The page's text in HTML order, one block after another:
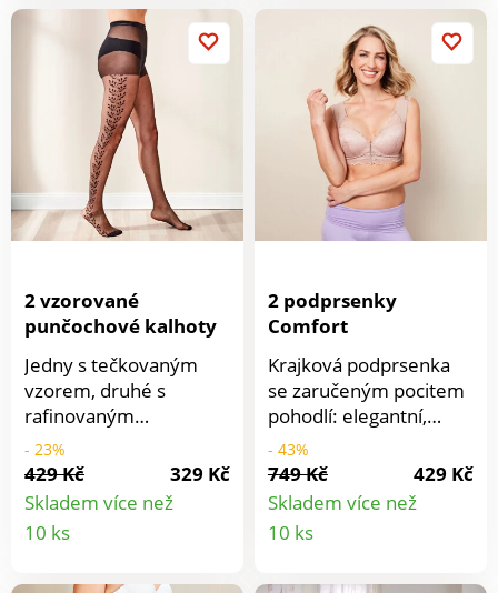
Lze prát při 30 °C.
Elegantní květinový
žakár. S elastickou
tylovou krajkou.
Komfortní košíčky.
Nastavitelná komfortní
ramínka.
krajkou. Komfortní
košíčky. Nastavitelná
komfortní ramínka.
2 vzorované
punčochové kalhoty
Jedny s tečkovaným
vzorem, druhé s
rafinovaným
květinovým úponkem
vzadu. Tyto jemné,
elastické punčochové
kalhoty ozvláštní každý
outfit – poloprůhledné,
- 23%
429 Kč
329 Kč
Skladem více než
10 ks
2 podprsenky
Comfort
Krajková podprsenka
se zaručeným pocitem
pohodlí: elegantní,
ženská, poddajná a
měkká a extrémně
pohodlná díky
nastavitelnému
přednímu zapínání. Se
- 43%
749 Kč
429 Kč
Skladem více než
10 ks